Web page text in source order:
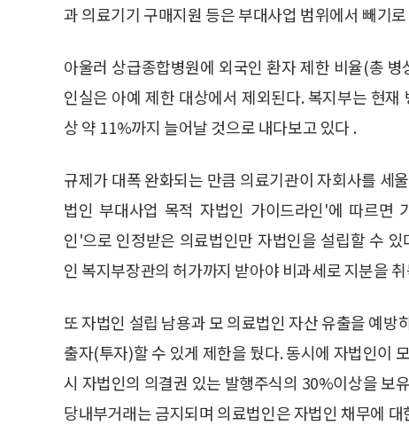
과 의료기기 구매지원 등은 부대사업 범위에서 빼기
아울러 상급종합병원에 외국인 환자 제한 비율(총
인실은 아예 제한 대상에서 제외된다. 복지부는 현
상 약 11%까지 늘어날 것으로 내다보고 있다 .
규제가 대폭 완화되는 만큼 의료기관이 자회사를 세
법인 부대사업 목적 자법인 가이드라인'에 따르면
인'으로 인정받은 의료법인만 자법인을 설립할 수
인 복지부장관의 허가까지 받아야 비과세로 지분을
또 자법인 설립 남용과 모 의료법인 자산 유출을 예
출자(투자)할 수 있게 제한을 뒀다. 동시에 자법인이
시 자법인의 의결권 있는 발행주식의 30%이상을 보
당내부거래는 금지되며 의료법인은 자법인 채무에 대